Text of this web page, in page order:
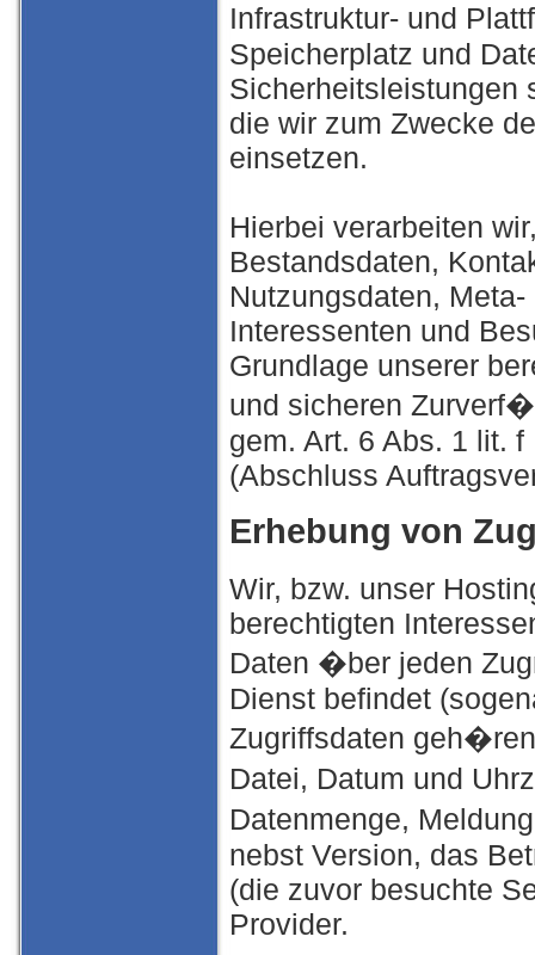
Infrastruktur- und
Speicherplatz und
Sicherheitsleistungen
die wir zum Zwecke
einsetzen.
Hierbei verarbeiten
Bestandsdaten,
Nutzungsdaten,
Interessenten und
Grundlage unserer
und sicheren
gem. Art. 6 Abs. 1 lit.
(Abschluss
Erhebung von
Wir, bzw. unser
berechtigten
Daten �ber jeden
Dienst befindet
Zugriffsdaten
Datei, Datum und
Datenmenge,
nebst Version, das
(die zuvor besuchte
Provider.